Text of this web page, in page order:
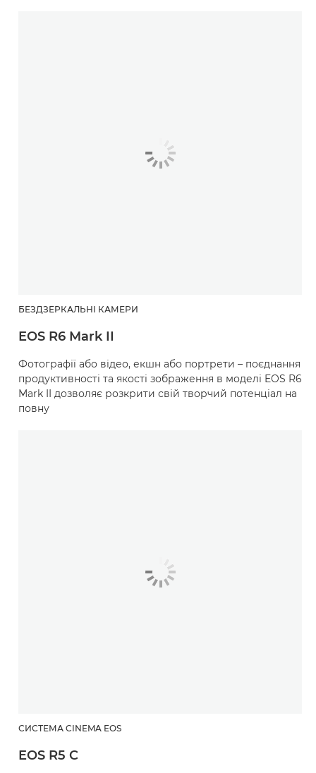
БЕЗДЗЕРКАЛЬНІ КАМЕРИ
EOS R6 Mark II
Фотографії або відео, екшн або портрети – поєднання
продуктивності та якості зображення в моделі EOS R6
Mark II дозволяє розкрити свій творчий потенціал на
повну
СИСТЕМА CINEMA EOS
EOS R5 C